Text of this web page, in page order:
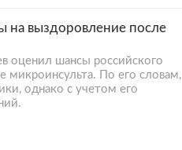
на выздоровление после
оценил шансы российского
микроинсульта. По его словам,
однако с учетом его